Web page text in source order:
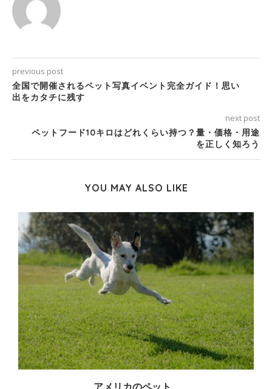
previous post
全国で開催されるペット写真イベント完全ガイド！思い
出をカタチに残す
next post
ペットフード10キロはどれくらい持つ？量・価格・用途
を正しく知ろう
YOU MAY ALSO LIKE
アメリカのペット...